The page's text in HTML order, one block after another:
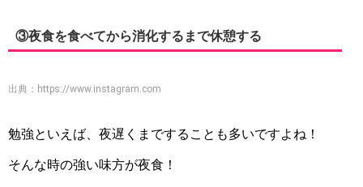
③夜食を食べてから消化するまで休憩する
出典： https://www.instagram.com
勉強といえば、夜遅くまですることも多いですよね！
そんな時の強い味方が夜食！